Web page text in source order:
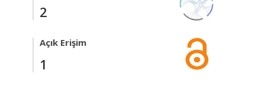
2
Açık Erişim
1